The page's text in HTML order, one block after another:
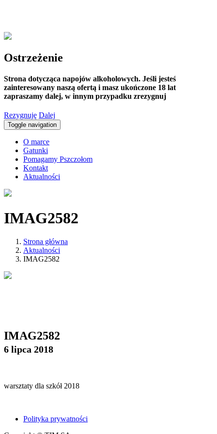
Ostrzeżenie
Strona dotycząca napojów alkoholowych. Jeśli jesteś
zainteresowany naszą ofertą i masz ukończone 18 lat
zapraszamy dalej, w innym przypadku zrezygnuj
Rezygnuję Dalej
Toggle navigation
O marce
Gatunki
Pomagamy Pszczołom
Kontakt
Aktualności
IMAG2582
Strona główna
Aktualności
IMAG2582
IMAG2582
6 lipca 2018
warsztaty dla szkół 2018
Polityka prywatności